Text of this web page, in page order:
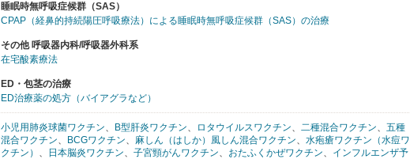
睡眠時無呼吸症候群（SAS）
CPAP（経鼻的持続陽圧呼吸療法）による睡眠時無呼吸症候群（SAS）の治療
その他 呼吸器内科/呼吸器外科系
在宅酸素療法
ED・包茎の治療
ED治療薬の処方（バイアグラなど）
小児用肺炎球菌ワクチン、 B型肝炎ワクチン、 ロタウイルスワクチン、 二種混合ワクチン、 五種
混合ワクチン、 BCGワクチン、 麻しん（はしか）風しん混合ワクチン、 水疱瘡ワクチン（水痘ワ
クチン） 、 日本脳炎ワクチン、 子宮頸がんワクチン、 おたふくかぜワクチン、 インフルエンザ予